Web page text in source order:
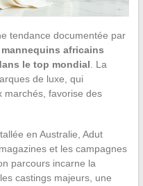
tendance documentée par
mannequins africains
le top mondial. La
de luxe, qui
marchés, favorise des
en Australie, Adut
et les campagnes
parcours incarne la
castings majeurs, une